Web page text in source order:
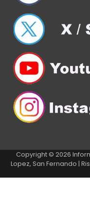
Copyright © 2026
Lopez, San Fernando |